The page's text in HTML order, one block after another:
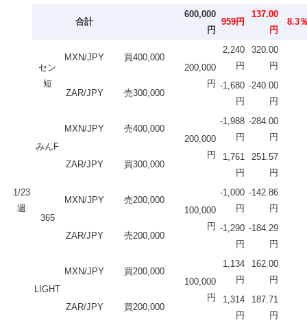
合計
600,000
円
959円
137.00
円
8.3
1/23
週
セン
短
MXN/JPY
買400,000
200,000
円
2,240
円
320.00
円
ZAR/JPY 売300,000
-1,680
円
-240.00
円
みんF
MXN/JPY
売400,000
200,000
円
-1,988
円
-284.00
円
ZAR/JPY 買300,000
1,761
円
251.57
円
365
MXN/JPY
売200,000
100,000
円
-1,000
円
-142.86
円
ZAR/JPY 売200,000
-1,290
円
-184.29
円
LIGHT
MXN/JPY
買200,000
100,000
円
1,134
円
162.00
円
ZAR/JPY 買200,000
1,314
円
187.71
円